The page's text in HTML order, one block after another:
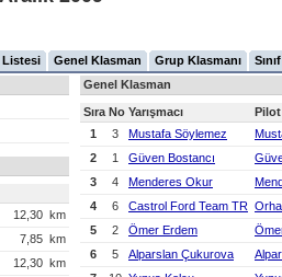
Listesi Genel Klasman Grup Klasmanı
12,30 km
7,85 km
12,30 km
Genel Klasman
Sıra No Yarışmacı
Pilot
1
3 Mustafa Söylemez
2
1 Güven Bostancı
3
4 Menderes Okur
4
6 Castrol Ford Team TR
5
2 Ömer Erdem
6
5 Alparslan Çukurova